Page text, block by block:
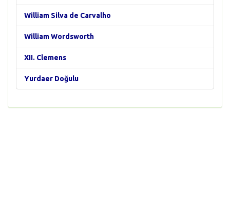
William Silva de Carvalho
William Wordsworth
XII. Clemens
Yurdaer Doğulu